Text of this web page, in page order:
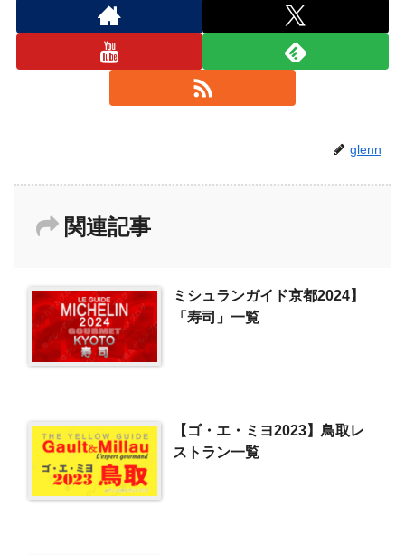
glenn
関連記事
ミシュランガイド京都2024】
「寿司」一覧
【ゴ・エ・ミヨ2023】鳥取レ
ストラン一覧